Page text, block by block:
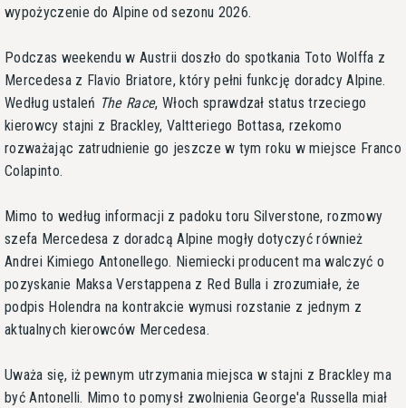
wypożyczenie do Alpine od sezonu 2026.
Podczas weekendu w Austrii doszło do spotkania Toto Wolffa z
Mercedesa z Flavio Briatore, który pełni funkcję doradcy Alpine.
Według ustaleń The Race, Włoch sprawdzał status trzeciego
kierowcy stajni z Brackley, Valtteriego Bottasa, rzekomo
rozważając zatrudnienie go jeszcze w tym roku w miejsce Franco
Colapinto.
Mimo to według informacji z padoku toru Silverstone, rozmowy
szefa Mercedesa z doradcą Alpine mogły dotyczyć również
Andrei Kimiego Antonellego. Niemiecki producent ma walczyć o
pozyskanie Maksa Verstappena z Red Bulla i zrozumiałe, że
podpis Holendra na kontrakcie wymusi rozstanie z jednym z
aktualnych kierowców Mercedesa.
Uważa się, iż pewnym utrzymania miejsca w stajni z Brackley ma
być Antonelli. Mimo to pomysł zwolnienia George'a Russella miał